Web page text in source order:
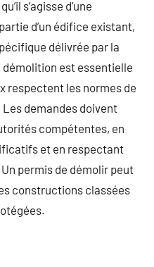
s’agisse d’une
d’un édifice existant,
délivrée par la
est essentielle
respectent les normes de
demandes doivent
compétentes, en
et en respectant
permis de démolir peut
constructions classées